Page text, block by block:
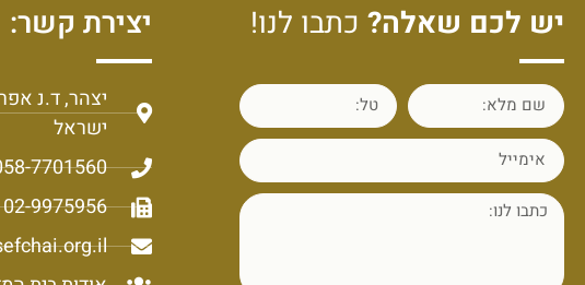
יש לכם שאלה? כתבו לנו! יצירת קשר:
ישראל
7701560
02-9975956